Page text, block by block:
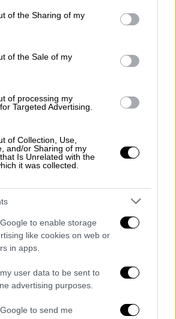
or usage behaviour. You may click to
to Google and its third-party tags to
specified purposes in below Google
of the Sharing of my
of the Sale of my
of processing my
Targeted Advertising.
of Collection, Use,
and/or Sharing of my
Is Unrelated with the
it was collected.
to enable storage
like cookies on web or
in apps.
user data to be sent to
advertising purposes.
to send me
και ζημιές από την
στην Αττική
07:43
γυναίκα -
από την ΕΛΑΣ
από την ΕΛΑΣ